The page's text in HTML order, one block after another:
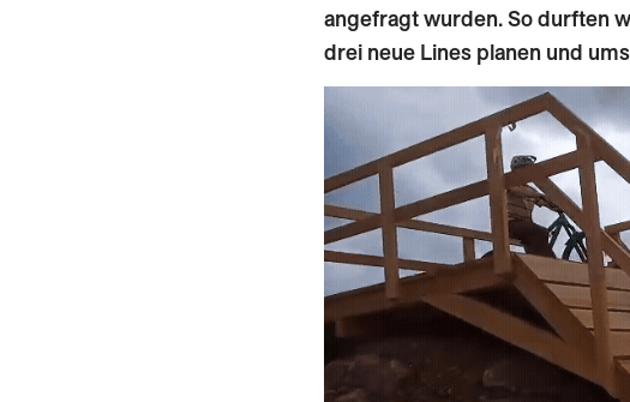
angefragt wurden. So durften
drei neue Lines planen und